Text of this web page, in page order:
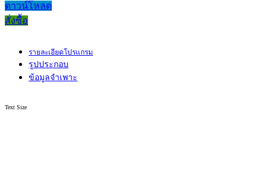
ดาวน์โหลด
สั่งซื้อ
รายละเอียดโปรแกรม
รูปประกอบ
ข้อมูลจำเพาะ
Text Size